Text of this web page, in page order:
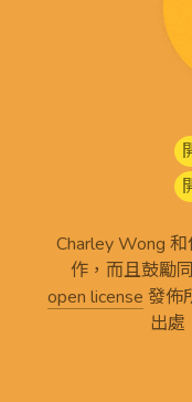
Charley Wong
作，而且鼓勵
open license 發佈
出處